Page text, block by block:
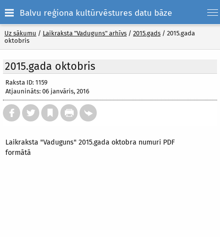
Balvu reģiona kultūrvēstures datu bāze
Uz sākumu / Laikraksta "Vaduguns" arhīvs / 2015.gads / 2015.gada
oktobris
2015.gada oktobris
Raksta ID: 1159
Atjaunināts: 06 janvāris, 2016
Laikraksta "Vaduguns" 2015.gada oktobra numuri PDF
formātā